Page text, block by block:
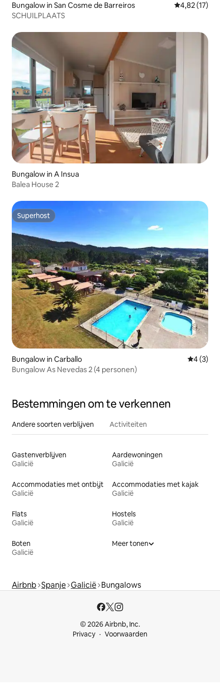
Bungalow in San Cosme de Barreiros Gemiddelde
4,82 (17)
SCHUILPLAATS
Bungalow in A Insua
Balea House 2
Superhost
Superhost
Bungalow in Carballo
4 (3)
Bungalow As Nevedas 2 (4 personen)
Bestemmingen om te verkennen
Andere soorten verblijven Activiteiten
Gastenverblijven
Galicië
Aardewoningen
Galicië
Accommodaties met ontbijt
Galicië
Accommodaties met kajak
Galicië
Flats
Galicië
Hostels
Galicië
Boten
Galicië
Meer tonen
Airbnb Spanje Galicië Bungalows
© 2026 Airbnb, Inc.
Privacy
Voorwaarden